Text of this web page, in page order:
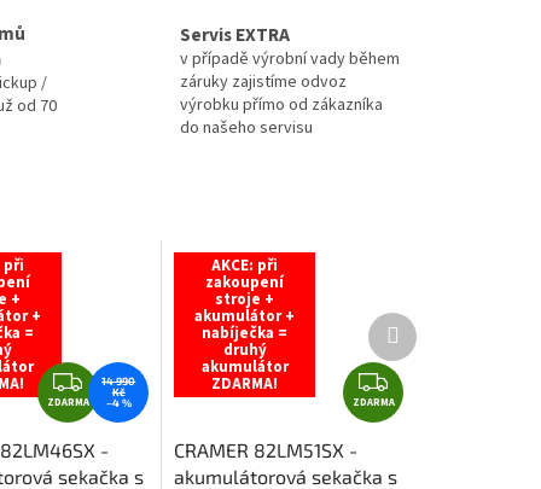
/
od 70
Servis EXTRA
v případě výrobní vady během
záruky zajistíme odvoz
výrobku přímo od zákazníka
do našeho servisu
při
+
+
=
Z
D
A
R
ZDARMA
14 990
Kč
–4 %
-
sekačka s
AKCE: při
zakoupení
stroje +
akumulátor +
nabíječka =
druhý
akumulátor
ZDARMA!
Z
D
R
ZDARMA
CRAMER 82LM51SX -
akumulátorová sekačka s
Další
produkt